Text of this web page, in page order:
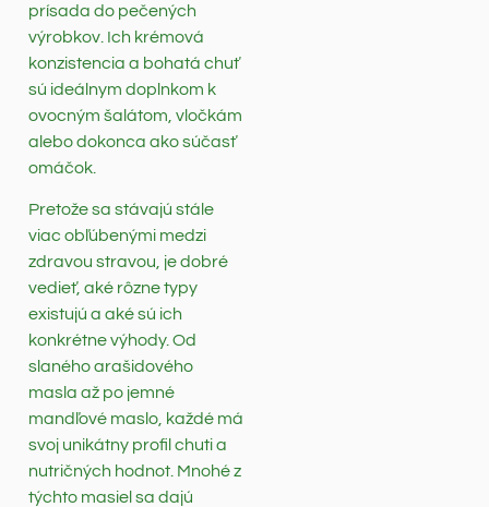
prísada do pečených
výrobkov. Ich krémová
konzistencia a bohatá chuť
sú ideálnym doplnkom k
ovocným šalátom, vločkám
alebo dokonca ako súčasť
omáčok.
Pretože sa stávajú stále
viac obľúbenými medzi
zdravou stravou, je dobré
vedieť, aké rôzne typy
existujú a aké sú ich
konkrétne výhody. Od
slaného arašidového
masla až po jemné
mandľové maslo, každé má
svoj unikátny profil chuti a
nutričných hodnot. Mnohé z
týchto masiel sa dajú